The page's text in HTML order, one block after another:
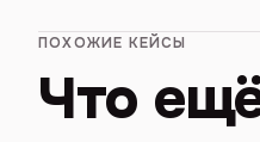
ПОХОЖИЕ КЕЙСЫ
Что